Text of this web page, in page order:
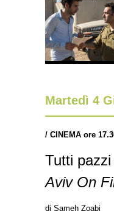
Martedì 4
/ CINEMA ore
Tutti
Aviv On
di Sameh Zoabi